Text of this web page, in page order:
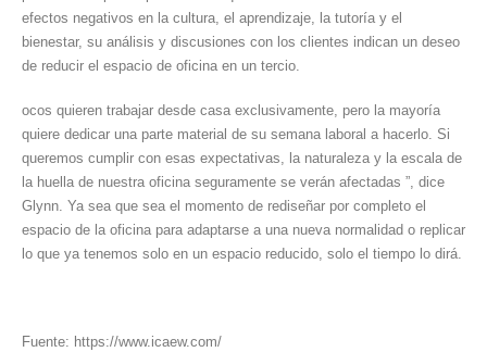
efectos negativos en la cultura, el aprendizaje, la tutoría y el
bienestar, su análisis y discusiones con los clientes indican un deseo
de reducir el espacio de oficina en un tercio.
ocos quieren trabajar desde casa exclusivamente, pero la mayoría
quiere dedicar una parte material de su semana laboral a hacerlo. Si
queremos cumplir con esas expectativas, la naturaleza y la escala de
la huella de nuestra oficina seguramente se verán afectadas ”, dice
Glynn. Ya sea que sea el momento de rediseñar por completo el
espacio de la oficina para adaptarse a una nueva normalidad o replicar
lo que ya tenemos solo en un espacio reducido, solo el tiempo lo dirá.
Fuente: https://www.icaew.com/